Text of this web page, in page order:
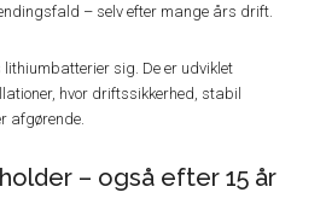
– selv efter mange års drift.
sig. De er udviklet
hvor driftssikkerhed, stabil
afgørende.
– også efter 15 år